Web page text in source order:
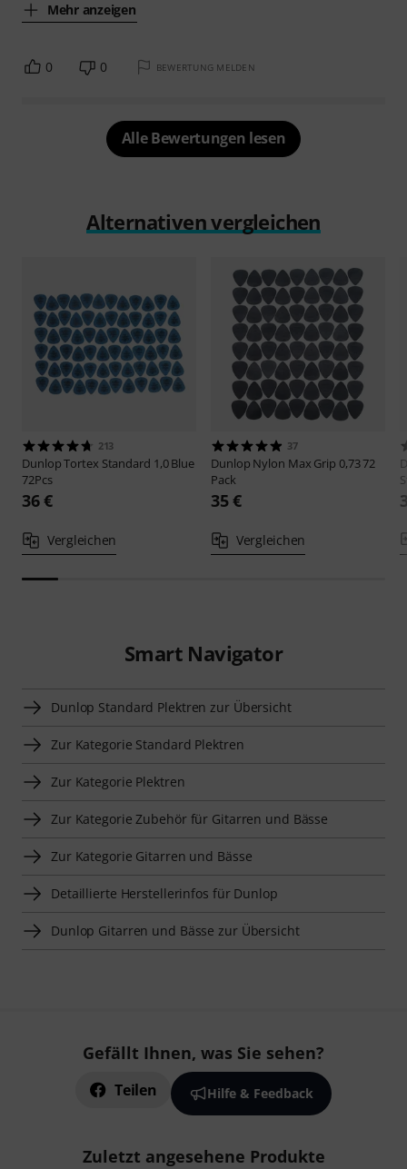
Mehr anzeigen
0 0 BEWERTUNG MELDEN
Alle Bewertungen lesen
Alternativen vergleichen
213
DunlopTortex Standard 1,0 Blue
72Pcs
36 €
Vergleichen
37
Dunlop Nylon Max Grip 0,73 72
Pack
35 €
Vergleichen
Smart Navigator
Dunlop Standard Plektren zur Übersicht
Zur Kategorie Standard Plektren
Zur Kategorie Plektren
Zur Kategorie Zubehör für Gitarren und Bässe
Zur Kategorie Gitarren und Bässe
Detaillierte Herstellerinfos für Dunlop
Dunlop Gitarren und Bässe zur Übersicht
Gefällt Ihnen, was Sie sehen?
Teilen Hilfe & Feedback
Zuletzt angesehene Produkte